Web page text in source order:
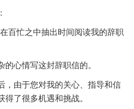
百忙之中抽出时间阅读我的辞职
的心情写这封辞职信的。
，由于您对我的关心、指导和信
了很多机遇和挑战。